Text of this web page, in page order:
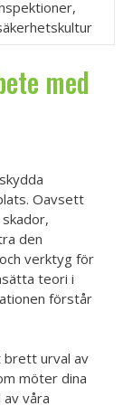
med
Oavsett
den
verktyg för
teori i
förstår
urval av
möter dina
våra